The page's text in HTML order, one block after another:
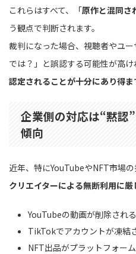
これらはすべて、「原作と混同さ
う観点で判断されます。
裁判になった場合、視聴者やユ
では？」と誤認する可能性が高け
認定されることが十分にあり得ま
企業側の対応は“黙認
傾向
近年、特にYouTubeやNFT市場
クリエイターによる無断利用に厳
YouTubeの動画が削除される
TikTokでアカウントが凍結
NFT出品がプラットフォー